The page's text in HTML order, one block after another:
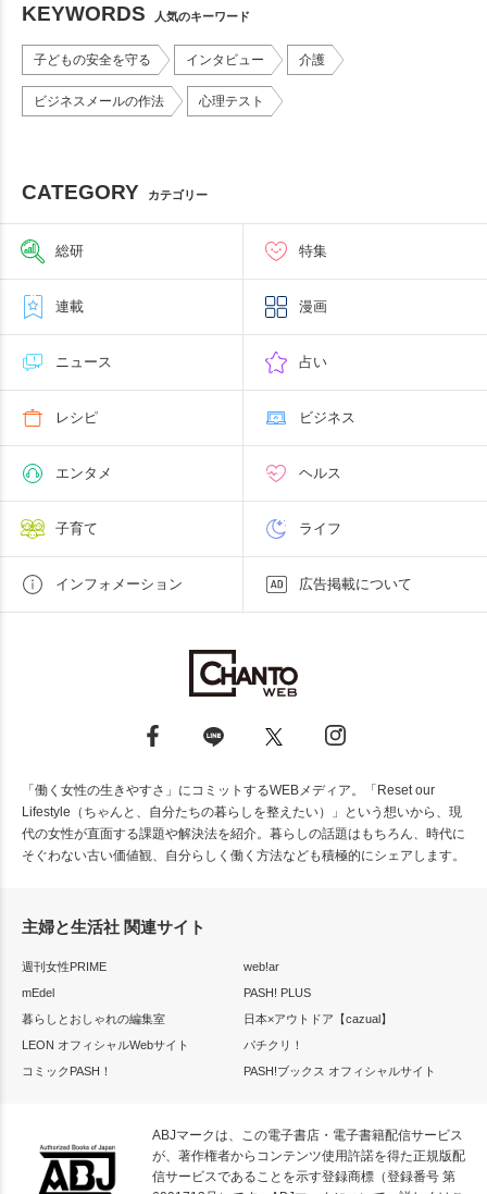
KEYWORDS 人気のキーワード
子どもの安全を守る インタビュー 介護
ビジネスメールの作法 心理テスト
CATEGORY カテゴリー
総研 特集
連載 漫画
ニュース 占い
レシピ ビジネス
エンタメ ヘルス
子育て ライフ
インフォメーション 広告掲載について
「働く女性の生きやすさ」にコミットするWEBメディア。「Reset our
Lifestyle（ちゃんと、自分たちの暮らしを整えたい）」という想いから、現
代の女性が直面する課題や解決法を紹介。暮らしの話題はもちろん、時代に
そぐわない古い価値観、自分らしく働く方法なども積極的にシェアします。
主婦と生活社 関連サイト
週刊女性PRIME
web!ar
mEdel
PASH! PLUS
暮らしとおしゃれの編集室
日本×アウトドア【cazual】
LEON オフィシャルWebサイト
パチクリ！
コミックPASH！
PASH!ブックス オフィシャルサイト
ABJマークは、この電子書店・電子書籍配信サービス
が、著作権者からコンテンツ使用許諾を得た正規版配
信サービスであることを示す登録商標（登録番号 第